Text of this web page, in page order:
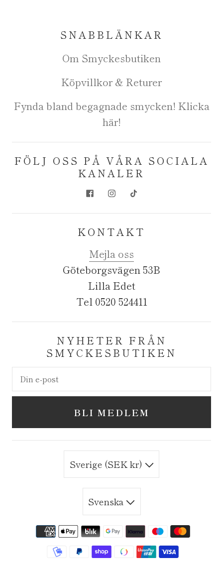
SNABBLÄNKAR
Om Smyckesbutiken
Köpvillkor & Returer
Fynda bland begagnade smycken! Klicka
här!
FÖLJ OSS PÅ VÅRA SOCIALA
KANALER
KONTAKT
Mejla oss
Göteborgsvägen 53B
Lilla Edet
Tel 0520 524411
NYHETER FRÅN
SMYCKESBUTIKEN
BLI MEDLEM
Sverige (SEK kr)
Svenska